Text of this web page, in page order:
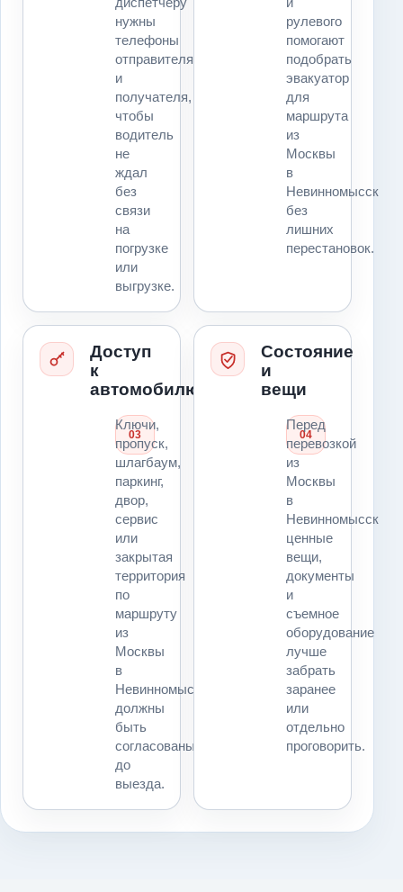
нужны
телефоны
отправителя
и
получателя,
чтобы
водитель
не
ждал
без
связи
на
погрузке
или
выгрузке.
рулевого
помогают
подобрать
эвакуатор
для
маршрута
из
Москвы
в
Невинномысск
без
лишних
перестановок.
03
Доступ
к
автомобилю
Ключи,
пропуск,
шлагбаум,
паркинг,
двор,
сервис
или
закрытая
территория
по
маршруту
из
Москвы
в
Невинномысск
должны
быть
согласованы
до
выезда.
04
Состояние
и
вещи
Перед
перевозкой
из
Москвы
в
Невинномысск
ценные
вещи,
документы
и
съемное
оборудование
лучше
забрать
заранее
или
отдельно
проговорить.